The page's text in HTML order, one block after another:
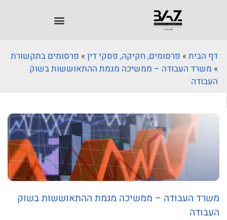
דף הבית » פרסומים, חקיקה, פסקי דין » פרסומים בתקשורת
» משרד העבודה – ממשיכה מגמת ההתאוששות בשוק
העבודה
משרד העבודה – ממשיכה מגמת ההתאוששות בשוק
העבודה